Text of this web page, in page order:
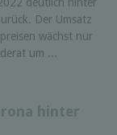
Der Umsatz
wächst nur
um ...
hinter